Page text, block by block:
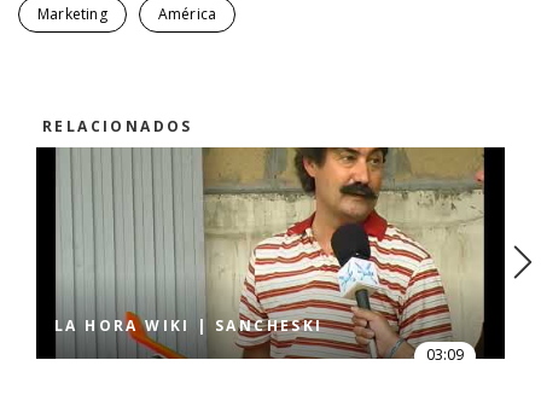
Marketing América
RELACIONADOS
LA HORA WIKI | SANCHESKI
03:09